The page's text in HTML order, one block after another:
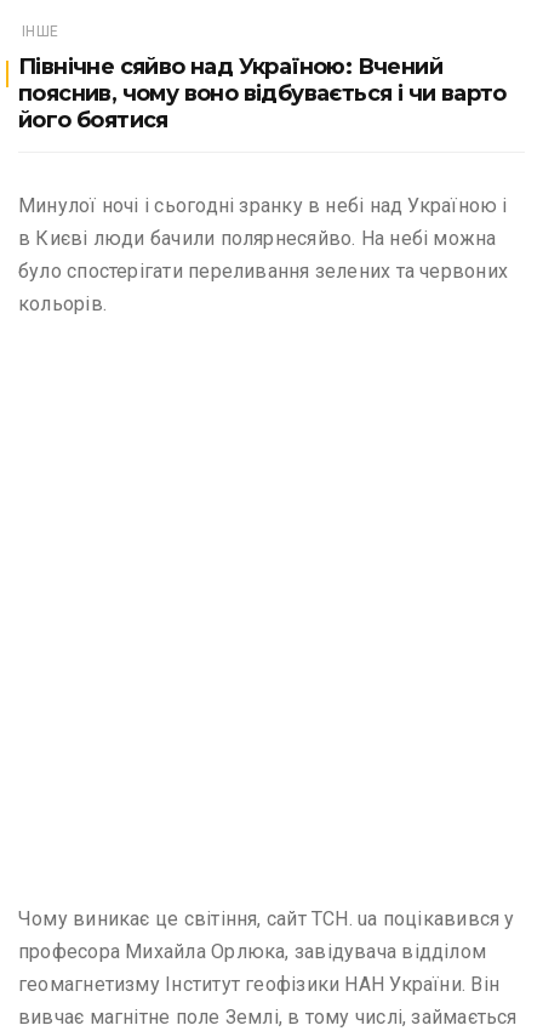
ІНШЕ
Північне сяйво над Україною: Вчений
пояснив, чому воно відбувається і чи варто
його боятися
Минулої ночі і сьогодні зранку в небі над Україною і
в Києві люди бачили полярнесяйво. На небі можна
було спостерігати переливання зелених та червоних
кольорів.
Чому виникає це світіння, сайт ТСН. ua поцікавився у
професора Михайла Орлюка, завідувача відділом
геомагнетизму Інститут геофізики НАН України. Він
вивчає магнітне поле Землі, в тому числі, займається